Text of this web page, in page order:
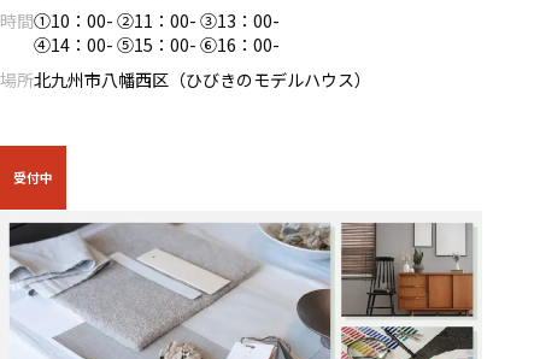
時間①10：00- ②11：00- ③13：00-
④14：00- ⑤15：00- ⑥16：00-
場所北九州市八幡西区（ひびきのモデルハウス）
受付中